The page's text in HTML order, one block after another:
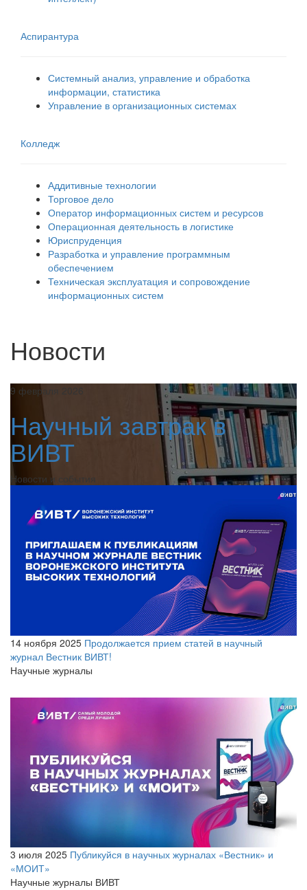
Аспирантура
Системный анализ, управление и обработка
информации, статистика
Управление в организационных системах
Колледж
Аддитивные технологии
Торговое дело
Оператор информационных систем и ресурсов
Операционная деятельность в логистике
Юриспруденция
Разработка и управление программным
обеспечением
Техническая эксплуатация и сопровождение
информационных систем
Новости
9 февраля 2026
Научный завтрак в
ВИВТ
Новости и события
14 ноября 2025 Продолжается прием статей в научный
журнал Вестник ВИВТ!
Научные журналы
3 июля 2025 Публикуйся в научных журналах «Вестник» и
«МОИТ»
Научные журналы ВИВТ